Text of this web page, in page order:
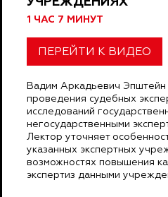
1 ЧАС 7 МИНУТ
ПЕРЕЙТИ К ВИДЕО
Вадим Аркадьевич Эпштейн
проведения судебных
исследований
негосударственными
Лектор уточняет
указанных экспертных
возможностях повышения
экспертиз данными